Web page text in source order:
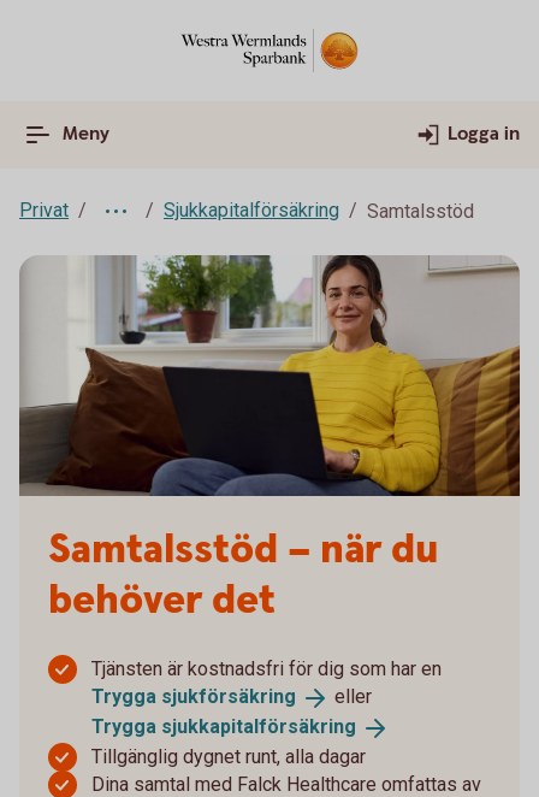
Meny Logga in
Privat Sjukkapitalförsäkring Samtalsstöd
Samtalsstöd – när du
behöver det
Tjänsten är kostnadsfri för dig som har en
Trygga sjukförsäkring
eller
Trygga sjukkapitalförsäkring
Tillgänglig dygnet runt, alla dagar
Dina samtal med Falck Healthcare omfattas av